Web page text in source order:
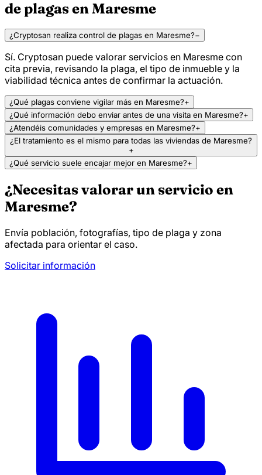
de plagas en Maresme
¿Cryptosan realiza control de plagas en Maresme?−
Sí. Cryptosan puede valorar servicios en Maresme con
cita previa, revisando la plaga, el tipo de inmueble y la
viabilidad técnica antes de confirmar la actuación.
¿Qué plagas conviene vigilar más en Maresme?+
¿Qué información debo enviar antes de una visita en Maresme?+
¿Atendéis comunidades y empresas en Maresme?+
¿El tratamiento es el mismo para todas las viviendas de Maresme?
+
¿Qué servicio suele encajar mejor en Maresme?+
¿Necesitas valorar un servicio en
Maresme?
Envía población, fotografías, tipo de plaga y zona
afectada para orientar el caso.
Solicitar información